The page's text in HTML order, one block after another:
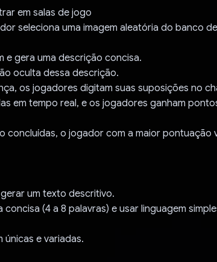
em salas de jogo
seleciona uma imagem aleatória do banco de
e gera uma descrição concisa.
oculta dessa descrição.
os jogadores digitam suas suposições no
em tempo real, e os jogadores ganham
concluídas, o jogador com a maior pontuação
um texto descritivo.
(4 a 8 palavras) e usar linguagem
únicas e variadas.